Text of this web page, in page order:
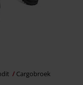
Cargobroek